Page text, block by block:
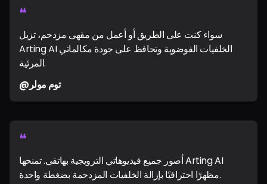
❝
سواء كنت على الطريق أو أعمل من مقهى مزدحم، تزيل
Arting AI الخلفيات الفوضوية وتحافظ على جودة مكالماتي
المرئية.
@توم مولر
❝
أصور جميع فيديوهاتي الترويجية بهاتفي. تمنحها Arting AI
مظهرًا احترافيًا بإزالة الخلفيات المزدحمة بضغطة واحدة.